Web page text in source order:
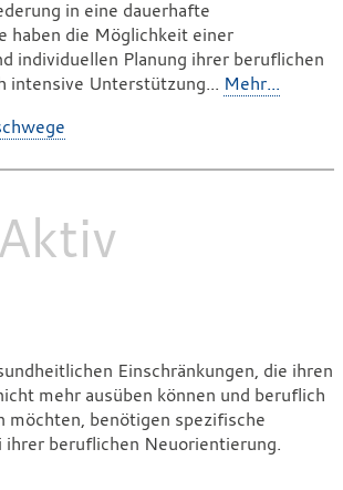
in eine dauerhafte
haben die Möglichkeit einer
individuellen Planung ihrer beruflichen
intensive Unterstützung... Mehr...
Einschränkungen, die ihren
mehr ausüben können und beruflich
möchten, benötigen spezifische
beruflichen Neuorientierung.